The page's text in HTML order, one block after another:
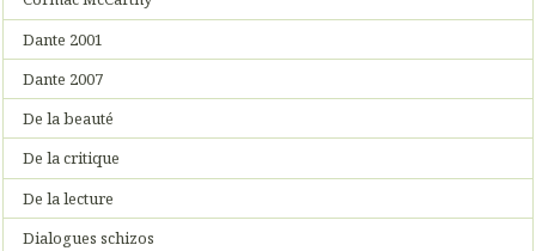
Dante 2001
Dante 2007
De la beauté
De la critique
De la lecture
Dialogues schizos